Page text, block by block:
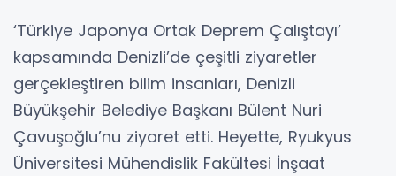
‘Türkiye Japonya Ortak Deprem Çalıştayı’
kapsamında Denizli’de çeşitli ziyaretler
gerçekleştiren bilim insanları, Denizli
Büyükşehir Belediye Başkanı Bülent Nuri
Çavuşoğlu’nu ziyaret etti. Heyette, Ryukyus
Üniversitesi Mühendislik Fakültesi İnşaat